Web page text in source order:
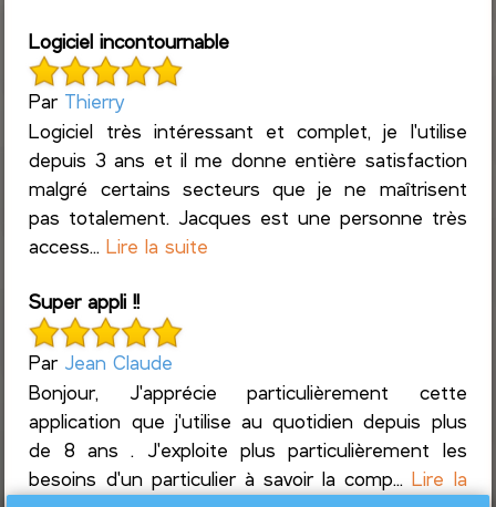
Logiciel incontournable
Par Thierry
Logiciel très intéressant et complet, je l'utilise
depuis 3 ans et il me donne entière satisfaction
malgré certains secteurs que je ne maîtrisent
pas totalement. Jacques est une personne très
access...Lire la suite
Super appli !!
Par Jean Claude
Bonjour, J'apprécie particulièrement cette
application que j'utilise au quotidien depuis plus
de 8 ans . J'exploite plus particulièrement les
besoins d'un particulier à savoir la comp...Lire la